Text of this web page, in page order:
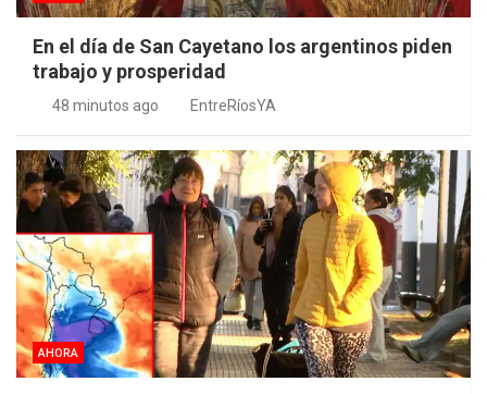
En el día de San Cayetano los argentinos piden
trabajo y prosperidad
48 minutos ago EntreRíosYA
AHORA